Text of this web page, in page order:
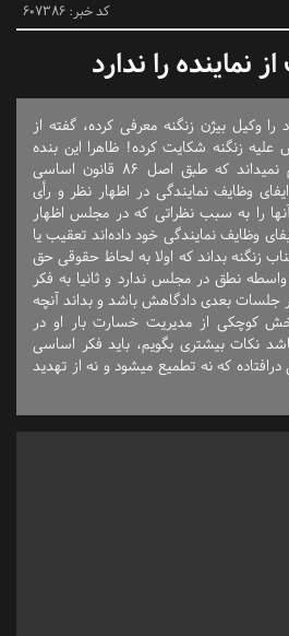
کد خبر: 607386
نماینده را ندارد
وکیل بیژن زنگنه معرفی کرده، گفته از
زنگنه شکایت کرده! ظاهرا این بنده
خدا بدیهیات حقوقی را هم‌ نمیداند که طبق اصل ۸۶ قانون اساسی
وظایف نمایندگی در اظهار نظر و رأی
آنها را به سبب نظراتی که در مجلس اظهار
وظایف نمایندگی خود داده‌اند تعقیب یا
زنگنه بداند که اولا به لحاظ حقوقی حق
نطق در مجلس ندارد و ثانیا به فکر
جلسات بعدی دادگاهش باشد و بداند آنچه
کوچکی از مدیریت خسارت بار او در
نکات بیشتری بگویم، باید فکر اساسی
که نه تطمیع میشود و نه از تهدید